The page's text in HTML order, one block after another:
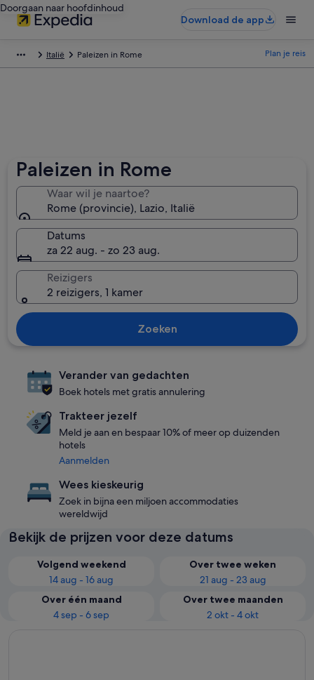
Doorgaan naar hoofdinhoud
Download de app
Italië Paleizen in Rome Plan je reis
Paleizen in Rome
Waar wil je naartoe?
Rome (provincie), Lazio, Italië
Datums
za 22 aug. - zo 23 aug.
Reizigers
2 reizigers, 1 kamer
Zoeken
Verander van gedachten
Boek hotels met gratis annulering
Trakteer jezelf
Meld je aan en bespaar 10% of meer op duizenden
hotels
Aanmelden
Wees kieskeurig
Zoek in bijna een miljoen accommodaties
wereldwijd
Bekijk de prijzen voor deze datums
Volgend weekend
14 aug - 16 aug
Over twee weken
21 aug - 23 aug
Over één maand
4 sep - 6 sep
Over twee maanden
2 okt - 4 okt